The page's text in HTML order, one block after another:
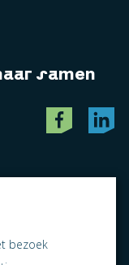
samen
bezoek